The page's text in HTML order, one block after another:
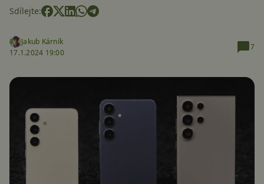
Sdílejte:
Jakub Kárník
17.1.2024 19:00
7